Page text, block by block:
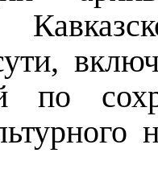
по